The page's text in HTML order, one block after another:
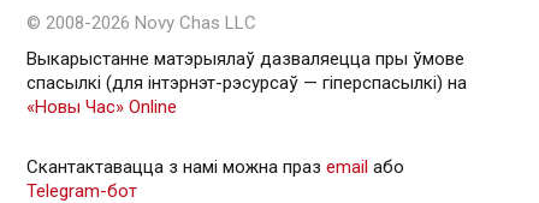
© 2008-2026 Novy Chas LLC
Выкарыстанне матэрыялаў дазваляецца пры ўмове
спасылкі (для інтэрнэт-рэсурсаў — гiперспасылкi) на
«Новы Час» Online
Скантактавацца з намі можна праз email або
Telegram-бот